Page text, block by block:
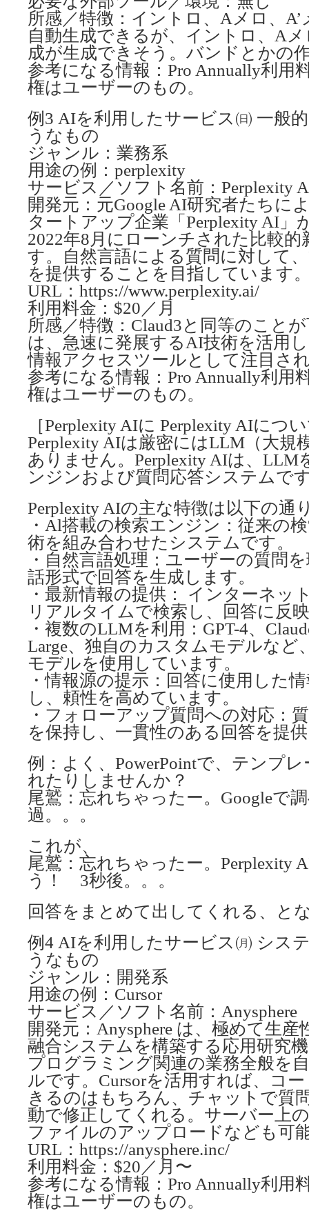
所感／特徴：イントロ、Aメロ、
自動生成できるが、イントロ、A
成が生成できそう。バンドとかの
参考になる情報：Pro Annually利用
権はユーザーのもの。
例3 AIを利用したサービス㈰ 一般
うなもの
ジャンル：業務系
用途の例：perplexity
サービス／ソフト名前：Perplexity
開発元：元Google AI研究者たちに
タートアップ企業「Perplexity AI」
2022年8月にローンチされた比較
す。自然言語による質問に対して
を提供することを目指しています
URL：https://www.perplexity.ai/
利用料金：$20／月
所感／特徴：Claud3と同等のこと
は、急速に発展するAI技術を活用
情報アクセスツールとして注目さ
参考になる情報：Pro Annually利用
権はユーザーのもの。
［Perplexity AIに Perplexity AIにつ
Perplexity AIは厳密にはLLM（大規
ありません。Perplexity AIは、LLM
ンジンおよび質問応答システムで
Perplexity AIの主な特徴は以下の通
・Al搭載の検索エンジン：従来の
術を組み合わせたシステムです。
・自然言語処理：ユーザーの質問
話形式で回答を生成します。
・最新情報の提供： インターネッ
リアルタイムで検索し、回答に反
・複数のLLMを利用：GPT-4、
Large、独自のカスタムモデルなど
モデルを使用しています。
・情報源の提示：回答に使用した
し、頼性を高めています。
・フォローアップ質問への対応：
を保持し、一貫性のある回答を提
例：よく、PowerPointで、テンプ
れたりしませんか？
尾鷲：忘れちゃったー。Googleで
過。。。
これが、
尾鷲：忘れちゃったー。Perplexity
う！ 3秒後。。。
回答をまとめて出してくれる、と
例4 AIを利用したサービス㈪ シス
うなもの
ジャンル：開発系
用途の例：Cursor
サービス／ソフト名前：Anysphere
開発元：Anysphere は、極めて生
融合システムを構築する応用研究
プログラミング関連の業務全般を
ルです。Cursorを活用すれば、コ
きるのはもちろん、チャットで質
動で修正してくれる。サーバー上
ファイルのアップロードなども可
URL：https://anysphere.inc/
利用料金：$20／月〜
参考になる情報：Pro Annually利用
権はユーザーのもの。